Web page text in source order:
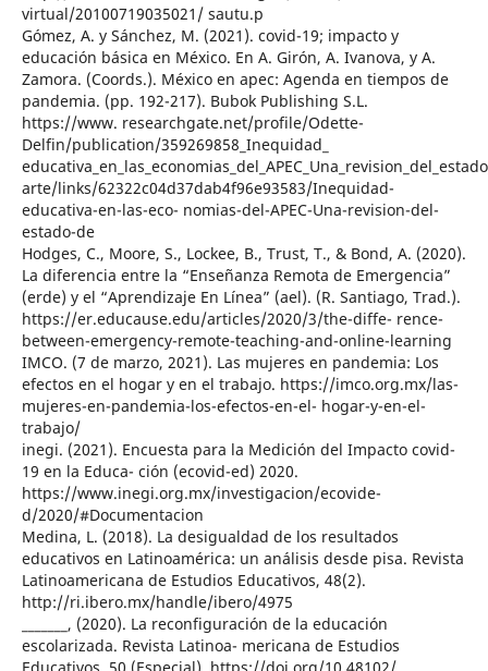
virtual/20100719035021/ sautu.p
Gómez, A. y Sánchez, M. (2021). covid-19; impacto y
educación básica en México. En A. Girón, A. Ivanova, y A.
Zamora. (Coords.). México en apec: Agenda en tiempos de
pandemia. (pp. 192-217). Bubok Publishing S.L.
https://www. researchgate.net/profile/Odette-
Delfin/publication/359269858_Inequidad_
arte/links/62322c04d37dab4f96e93583/Inequidad-
educativa-en-las-eco- nomias-del-APEC-Una-revision-del-
estado-de
Hodges, C., Moore, S., Lockee, B., Trust, T., & Bond, A. (2020).
La diferencia entre la “Enseñanza Remota de Emergencia”
(erde) y el “Aprendizaje En Línea” (ael). (R. Santiago, Trad.).
https://er.educause.edu/articles/2020/3/the-diffe- rence-
between-emergency-remote-teaching-and-online-learning
IMCO. (7 de marzo, 2021). Las mujeres en pandemia: Los
efectos en el hogar y en el trabajo. https://imco.org.mx/las-
mujeres-en-pandemia-los-efectos-en-el- hogar-y-en-el-
trabajo/
inegi. (2021). Encuesta para la Medición del Impacto covid-
19 en la Educa- ción (ecovid-ed) 2020.
https://www.inegi.org.mx/investigacion/ecovide-
d/2020/#Documentacion
Medina, L. (2018). La desigualdad de los resultados
educativos en Latinoamérica: un análisis desde pisa. Revista
Latinoamericana de Estudios Educativos, 48(2).
http://ri.ibero.mx/handle/ibero/4975
_______, (2020). La reconfiguración de la educación
escolarizada. Revista Latinoa- mericana de Estudios